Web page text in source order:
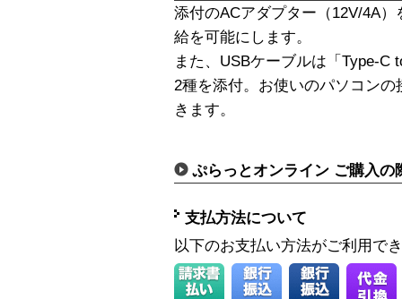
添付のACアダプター（12V/4A
給を可能にします。
また、USBケーブルは「Type-C
2種を添付。お使いのパソコン
きます。
ぷらっとオンライン ご購入の
支払方法について
以下のお支払い方法がご利用で